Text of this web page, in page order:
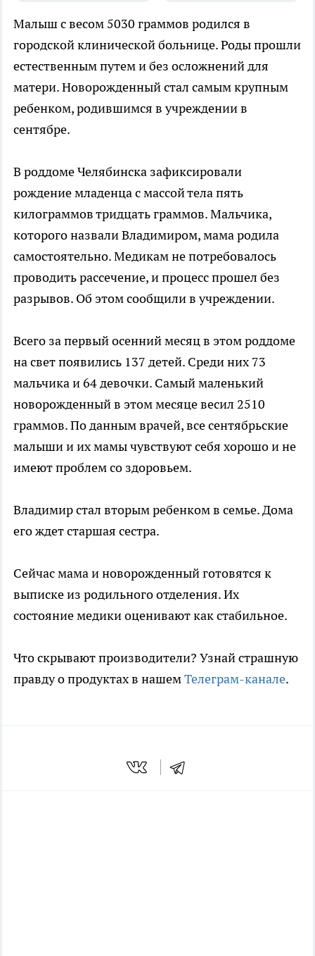
Малыш с весом 5030 граммов родился в
городской клинической больнице. Роды прошли
естественным путем и без осложнений для
матери. Новорожденный стал самым крупным
ребенком, родившимся в учреждении в
сентябре.
В роддоме Челябинска зафиксировали
рождение младенца с массой тела пять
килограммов тридцать граммов. Мальчика,
которого назвали Владимиром, мама родила
самостоятельно. Медикам не потребовалось
проводить рассечение, и процесс прошел без
разрывов. Об этом сообщили в учреждении.
Всего за первый осенний месяц в этом роддоме
на свет появились 137 детей. Среди них 73
мальчика и 64 девочки. Самый маленький
новорожденный в этом месяце весил 2510
граммов. По данным врачей, все сентябрьские
малыши и их мамы чувствуют себя хорошо и не
имеют проблем со здоровьем.
Владимир стал вторым ребенком в семье. Дома
его ждет старшая сестра.
Сейчас мама и новорожденный готовятся к
выписке из родильного отделения. Их
состояние медики оценивают как стабильное.
Что скрывают производители? Узнай страшную
правду о продуктах в нашемТелеграм-канале.